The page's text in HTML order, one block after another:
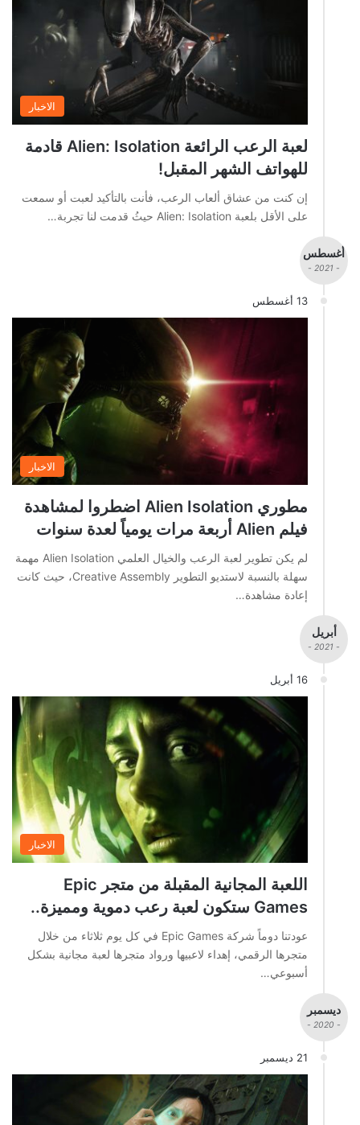
الاخبار
لعبة الرعب الرائعة Alien: Isolation قادمة
للهواتف الشهر المقبل!
إن كنت من عشاق ألعاب الرعب، فأنت بالتأكيد لعبت أو سمعت
على الأقل بلعبة Alien: Isolation حيثُ قدمت لنا تجربة…
أغسطس
- 2021 -
13 أغسطس
الاخبار
مطوري Alien Isolation اضطروا لمشاهدة
فيلم Alien أربعة مرات يومياً لعدة سنوات
لم يكن تطوير لعبة الرعب والخيال العلمي Alien Isolation مهمة
سهلة بالنسبة لاستديو التطوير Creative Assembly، حيث كانت
إعادة مشاهدة…
أبريل
- 2021 -
16 أبريل
الاخبار
اللعبة المجانية المقبلة من متجر Epic
Games ستكون لعبة رعب دموية ومميزة..
عودتنا دوماً شركة Epic Games في كل يوم ثلاثاء من خلال
متجرها الرقمي، إهداء لاعبيها ورواد متجرها لعبة مجانية بشكل
أسبوعي…
ديسمبر
- 2020 -
21 ديسمبر